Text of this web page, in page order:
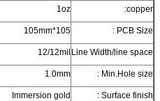
copper:
1oz
PCB Size :
105*105mm
Line Width/line space
12/12mil
Min.Hole size :
1.0mm
Surface finish :
Immersion gold